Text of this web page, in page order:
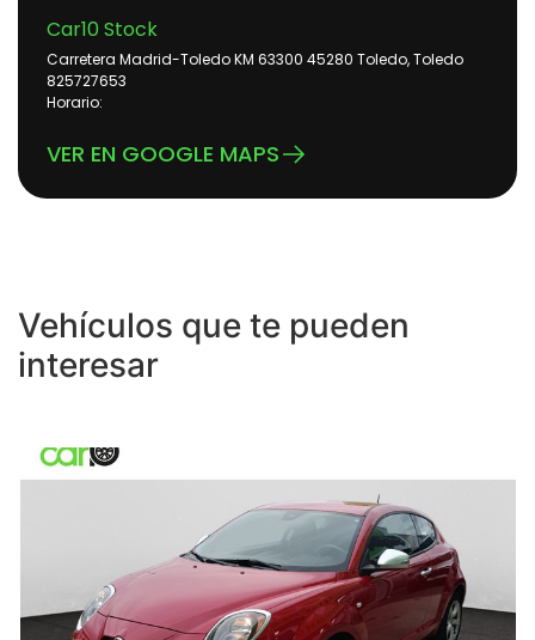
Car10 Stock
Carretera Madrid-Toledo KM 63300 45280 Toledo, Toledo
825727653
Horario:
VER EN GOOGLE MAPS
Vehículos que te pueden
interesar